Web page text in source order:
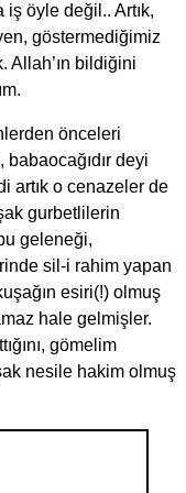
iş öyle değil.. Artık,
göstermediğimiz
Allah’ın bildiğini
önceleri
deyi
artık o cenazeler de
gurbetlilerin
geleneği,
sil-i rahim yapan
esiri(!) olmuş
hale gelmişler.
gömelim
nesile hakim olmuş